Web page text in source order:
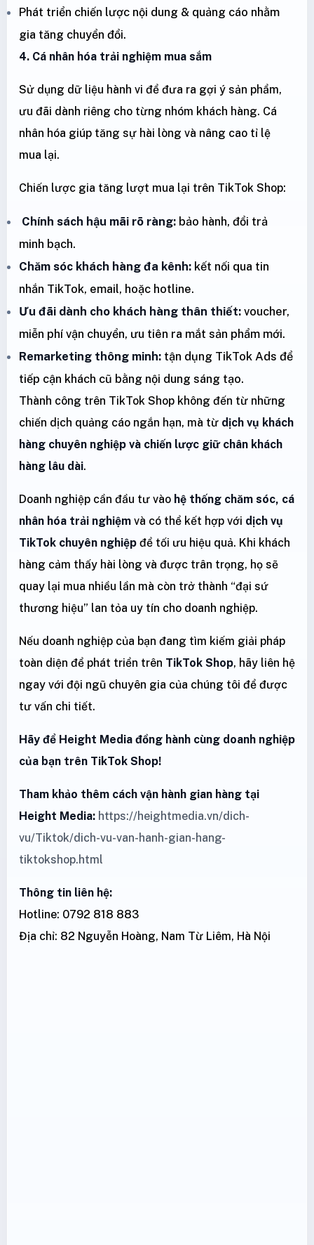
Phát triển chiến lược nội dung & quảng cáo nhằm
gia tăng chuyển đổi.
4. Cá nhân hóa trải nghiệm mua sắm
Sử dụng dữ liệu hành vi để đưa ra gợi ý sản phẩm,
ưu đãi dành riêng cho từng nhóm khách hàng. Cá
nhân hóa giúp tăng sự hài lòng và nâng cao tỉ lệ
mua lại.
Chiến lược gia tăng lượt mua lại trên TikTok Shop:
Chính sách hậu mãi rõ ràng: bảo hành, đổi trả
minh bạch.
Chăm sóc khách hàng đa kênh: kết nối qua tin
nhắn TikTok, email, hoặc hotline.
Ưu đãi dành cho khách hàng thân thiết: voucher,
miễn phí vận chuyển, ưu tiên ra mắt sản phẩm mới.
Remarketing thông minh: tận dụng TikTok Ads để
tiếp cận khách cũ bằng nội dung sáng tạo.
Thành công trên TikTok Shop không đến từ những
chiến dịch quảng cáo ngắn hạn, mà từ dịch vụ khách
hàng chuyên nghiệp và chiến lược giữ chân khách
hàng lâu dài.
Doanh nghiệp cần đầu tư vào hệ thống chăm sóc, cá
nhân hóa trải nghiệm và có thể kết hợp với dịch vụ
TikTok chuyên nghiệp để tối ưu hiệu quả. Khi khách
hàng cảm thấy hài lòng và được trân trọng, họ sẽ
quay lại mua nhiều lần mà còn trở thành “đại sứ
thương hiệu” lan tỏa uy tín cho doanh nghiệp.
Nếu doanh nghiệp của bạn đang tìm kiếm giải pháp
toàn diện để phát triển trên TikTok Shop, hãy liên hệ
ngay với đội ngũ chuyên gia của chúng tôi để được
tư vấn chi tiết.
Hãy để Height Media đồng hành cùng doanh nghiệp
của bạn trên TikTok Shop!
Tham khảo thêm cách vận hành gian hàng tại
Height Media: https://heightmedia.vn/dich-
vu/Tiktok/dich-vu-van-hanh-gian-hang-
tiktokshop.html
Thông tin liên hệ:
Hotline: 0792 818 883
Địa chỉ: 82 Nguyễn Hoàng, Nam Từ Liêm, Hà Nội